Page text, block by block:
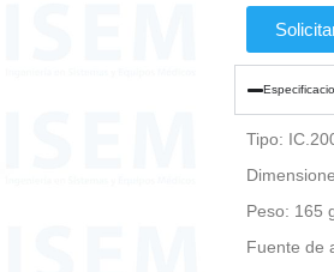
Tipo:
Peso: 165
Fuente de